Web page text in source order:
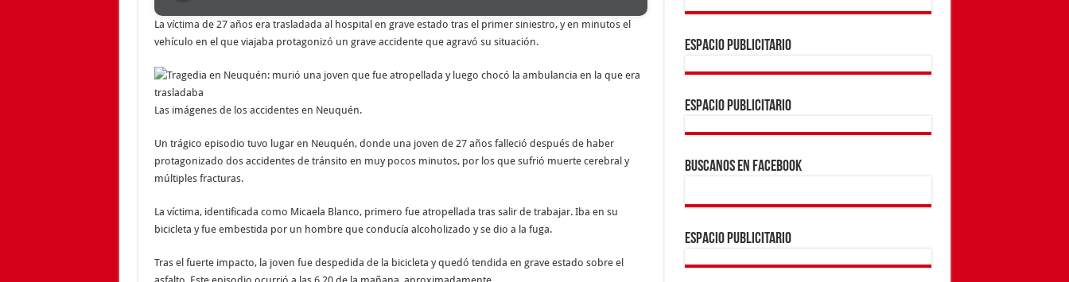
La víctima de 27 años era trasladada al hospital en grave estado tras el primer siniestro, y en minutos el
vehículo en el que viajaba protagonizó un grave accidente que agravó su situación.
Las imágenes de los accidentes en Neuquén.
Un trágico episodio tuvo lugar en Neuquén, donde una joven de 27 años falleció después de haber
protagonizado dos accidentes de tránsito en muy pocos minutos, por los que sufrió muerte cerebral y
múltiples fracturas.
La víctima, identificada como Micaela Blanco, primero fue atropellada tras salir de trabajar. Iba en su
bicicleta y fue embestida por un hombre que conducía alcoholizado y se dio a la fuga.
Tras el fuerte impacto, la joven fue despedida de la bicicleta y quedó tendida en grave estado sobre el
ESPACIO PUBLICITARIO
ESPACIO PUBLICITARIO
BUSCANOS EN FACEBOOK
ESPACIO PUBLICITARIO